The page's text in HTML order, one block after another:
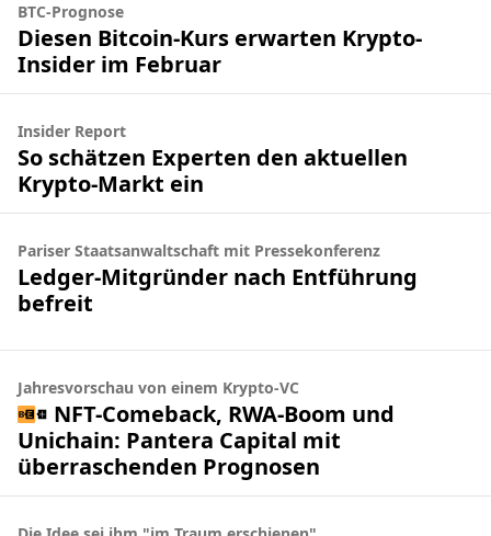
BTC-Prognose
Diesen Bitcoin-Kurs erwarten Krypto-
Insider im Februar
Insider Report
So schätzen Experten den aktuellen
Krypto-Markt ein
Pariser Staatsanwaltschaft mit Pressekonferenz
Ledger-Mitgründer nach Entführung
befreit
Jahresvorschau von einem Krypto-VC
NFT-Comeback, RWA-Boom und
Unichain: Pantera Capital mit
überraschenden Prognosen